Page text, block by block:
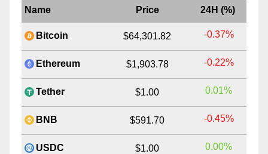
Name Price 24H (%)
Bitcoin $64,301.82 -0.37%
Ethereum $1,903.78 -0.22%
Tether $1.00 0.01%
BNB $591.70 -0.45%
USDC $1.00 0.00%